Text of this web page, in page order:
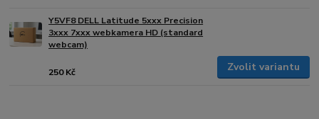
Y5VF8 DELL Latitude 5xxx Precision
3xxx 7xxx webkamera HD (standard
webcam)
250 Kč Zvolit variantu